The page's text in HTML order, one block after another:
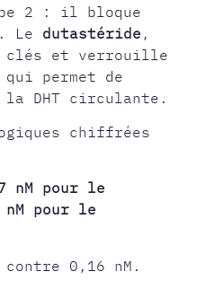
2 : il bloque
Le dutastéride ,
clés et verrouille
permet de
la DHT circulante.
chiffrées
nM pour le
pour le
0,16 nM.